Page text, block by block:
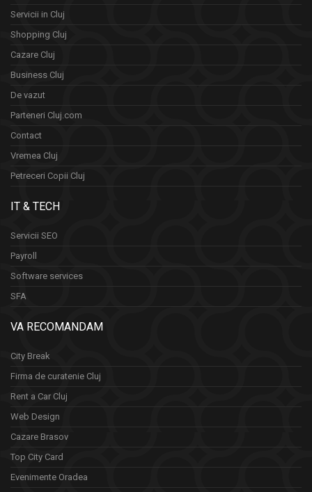
Servicii in Cluj
Shopping Cluj
Cazare Cluj
Business Cluj
De vazut
Parteneri Cluj.com
Contact
Vremea Cluj
Petreceri Copii Cluj
IT & TECH
Servicii SEO
Payroll
Software services
SFA
VA RECOMANDAM
City Break
Firma de curatenie Cluj
Rent a Car Cluj
Web Design
Cazare Brasov
Top City Card
Evenimente Oradea